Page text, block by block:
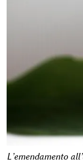
L’emendamento